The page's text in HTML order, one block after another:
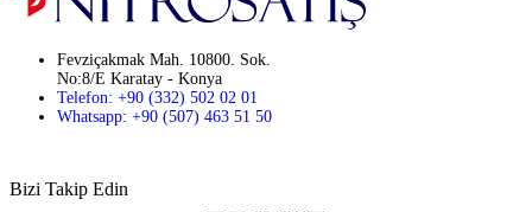
Fevziçakmak Mah. 10800. Sok.
No:8/E Karatay - Konya
Telefon: +90 (332) 502 02 01
Whatsapp: +90 (507) 463 51 50
Bizi Takip Edin